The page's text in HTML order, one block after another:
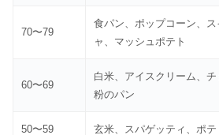
70〜79
食パン、ポップコーン、
ャ、マッシュポテト
60〜69
白米、アイスクリーム、
粉のパン
50〜59 玄米、スパゲッティ、ポテ